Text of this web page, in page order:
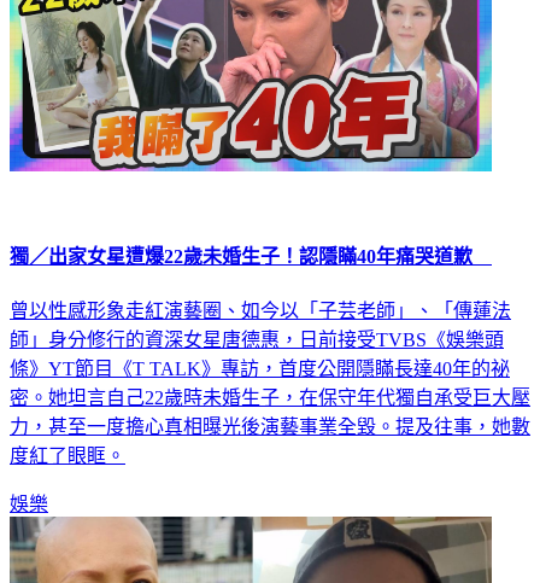
獨／出家女星遭爆22歲未婚生子！認隱瞞40年痛哭道歉
曾以性感形象走紅演藝圈、如今以「子芸老師」、「傳蓮法
師」身分修行的資深女星唐德惠，日前接受TVBS《娛樂頭
條》YT節目《T TALK》專訪，首度公開隱瞞長達40年的祕
密。她坦言自己22歲時未婚生子，在保守年代獨自承受巨大壓
力，甚至一度擔心真相曝光後演藝事業全毀。提及往事，她數
度紅了眼眶。
娛樂